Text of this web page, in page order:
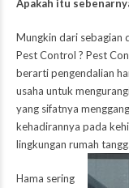
Apakah itu
Mungkin dari sebagian
Pest Control ? Pest
berarti pengendalian
usaha untuk
yang sifatnya
kehadirannya pada
lingkungan rumah
Hama sering